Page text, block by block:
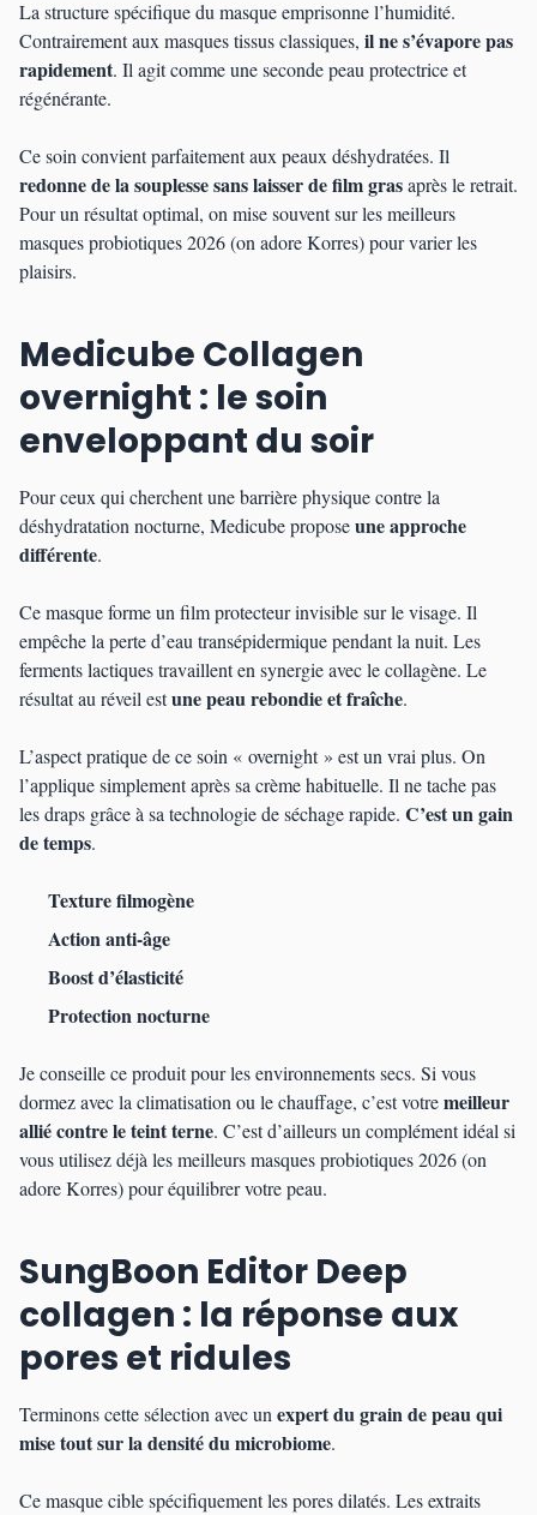
La structure spécifique du masque emprisonne l’humidité.
Contrairement aux masques tissus classiques, il ne s’évapore pas
rapidement. Il agit comme une seconde peau protectrice et
régénérante.
Ce soin convient parfaitement aux peaux déshydratées. Il
redonne de la souplesse sans laisser de film grasaprès le retrait.
Pour un résultat optimal, on mise souvent sur les meilleurs
masques probiotiques 2026 (on adore Korres) pour varier les
plaisirs.
Medicube Collagen
overnight : le soin
enveloppant du soir
Pour ceux qui cherchent une barrière physique contre la
déshydratation nocturne, Medicube proposeune approche
différente.
Ce masque forme un film protecteur invisible sur le visage. Il
empêche la perte d’eau transépidermique pendant la nuit. Les
ferments lactiques travaillent en synergie avec le collagène. Le
résultat au réveil estune peau rebondie et fraîche.
L’aspect pratique de ce soin « overnight » est un vrai plus. On
l’applique simplement après sa crème habituelle. Il ne tache pas
les draps grâce à sa technologie de séchage rapide. C’est un gain
de temps.
Texture filmogène
Action anti-âge
Boost d’élasticité
Protection nocturne
Je conseille ce produit pour les environnements secs. Si vous
dormez avec la climatisation ou le chauffage, c’est votremeilleur
allié contre le teint terne. C’est d’ailleurs un complément idéal si
vous utilisez déjà les meilleurs masques probiotiques 2026 (on
adore Korres) pour équilibrer votre peau.
SungBoon Editor Deep
collagen : la réponse aux
pores et ridules
Terminons cette sélection avec un expert du grain de peau qui
mise tout sur la densité du microbiome.
Ce masque cible spécifiquement les pores dilatés. Les extraits